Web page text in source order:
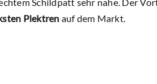
Plektren auf dem Markt.